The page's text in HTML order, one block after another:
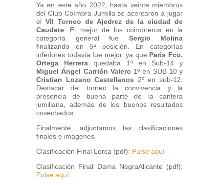
Ya en este año 2022, hasta veinte miembros
del Club Coímbra Jumilla se acercaron a jugar
el VII Torneo de Ajedrez de la ciudad de
Caudete . El mejor de los coimbreros en la
categoría general fue Sergio Molina
finalizando en 5ª posición. En categorías
inferiores todavía fue mejor, ya que Paris Fco.
Ortega Herrera quedaba 1º en Sub-14 y
Miguel Ángel Carrión Valero 1º en SUB-10 y
Cristian Lozano Castellanos 2º en sub-12.
Destacar del torneo la convivencia y la
presencia de buena parte de la cantera
jumillana, además de los buenos resultados
cosechados.
Finalmente, adjuntamos las clasificaciones
finales e imágenes.
Clasificación Final Lorca (pdf): Pulse aquí
Clasificación Final Dama NegraAlicante (pdf):
Pulse aquí